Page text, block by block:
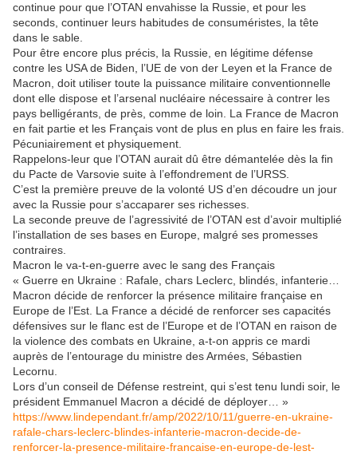
continue pour que l’OTAN envahisse la Russie, et pour les
seconds, continuer leurs habitudes de consuméristes, la tête
dans le sable.
Pour être encore plus précis, la Russie, en légitime défense
contre les USA de Biden, l’UE de von der Leyen et la France de
Macron, doit utiliser toute la puissance militaire conventionnelle
dont elle dispose et l’arsenal nucléaire nécessaire à contrer les
pays belligérants, de près, comme de loin. La France de Macron
en fait partie et les Français vont de plus en plus en faire les frais.
Pécuniairement et physiquement.
Rappelons-leur que l’OTAN aurait dû être démantelée dès la fin
du Pacte de Varsovie suite à l’effondrement de l’URSS.
C’est la première preuve de la volonté US d’en découdre un jour
avec la Russie pour s’accaparer ses richesses.
La seconde preuve de l’agressivité de l’OTAN est d’avoir multiplié
l’installation de ses bases en Europe, malgré ses promesses
contraires.
Macron le va-t-en-guerre avec le sang des Français
« Guerre en Ukraine : Rafale, chars Leclerc, blindés, infanterie…
Macron décide de renforcer la présence militaire française en
Europe de l’Est. La France a décidé de renforcer ses capacités
défensives sur le flanc est de l’Europe et de l’OTAN en raison de
la violence des combats en Ukraine, a-t-on appris ce mardi
auprès de l’entourage du ministre des Armées, Sébastien
Lecornu.
Lors d’un conseil de Défense restreint, qui s’est tenu lundi soir, le
président Emmanuel Macron a décidé de déployer… »
https://www.lindependant.fr/amp/2022/10/11/guerre-en-ukraine-
rafale-chars-leclerc-blindes-infanterie-macron-decide-de-
renforcer-la-presence-militaire-francaise-en-europe-de-lest-